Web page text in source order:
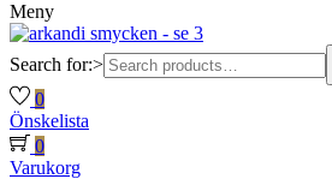
Meny
Search for:>
0
Önskelista
0
Varukorg